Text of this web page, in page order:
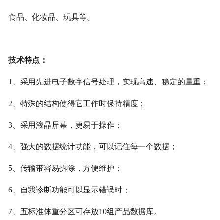
食品 化妆品 玩具等。
技术特点：
1、采用先进电子数字信号处理，实现高速 稳定的量重；
2、特殊的结构使得它工作时保持精度；
3、采用液晶屏幕，更易于操作；
4、强大的数据统计功能，可以记住每一个数据；
5、传输带容易拆除，方便维护 ；
6、自我诊断功能可以显示错误时；
7、五标准体重分区可存放10组 产品数据库。